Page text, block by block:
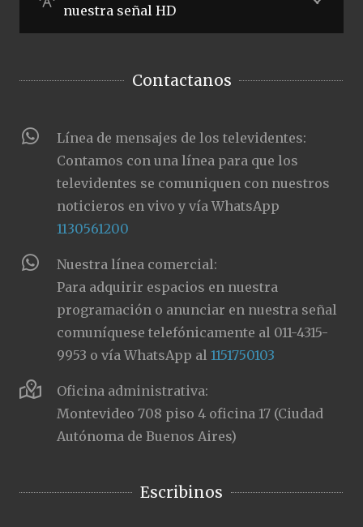
nuestra señal HD
Contactanos
Línea de mensajes de los televidentes:
Contamos con una línea para que los
televidentes se comuniquen con nuestros
noticieros en vivo y vía WhatsApp
1130561200
Nuestra línea comercial:
Para adquirir espacios en nuestra
programación o anunciar en nuestra señal
comuníquese telefónicamente al 011-4315-
9953 o vía WhatsApp al1151750103
Oficina administrativa:
Montevideo 708 piso 4 oficina 17 (Ciudad
Autónoma de Buenos Aires)
Escribinos